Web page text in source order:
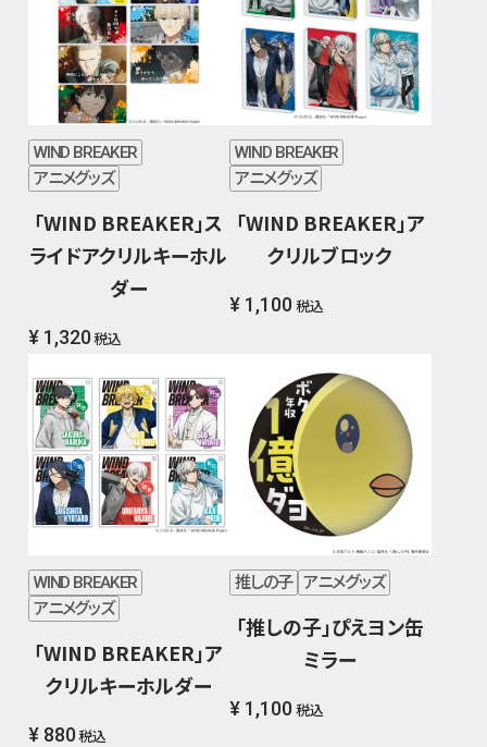
WIND BREAKER
アニメグッズ
「WIND BREAKER」ス
ライドアクリルキーホル
ダー
¥ 1,320 税込
WIND BREAKER
アニメグッズ
「WIND BREAKER」ア
クリルブロック
¥ 1,100 税込
WIND BREAKER
アニメグッズ
「WIND BREAKER」ア
クリルキーホルダー
¥ 880 税込
推しの子 アニメグッズ
「推しの子」ぴえヨン缶
ミラー
¥ 1,100 税込